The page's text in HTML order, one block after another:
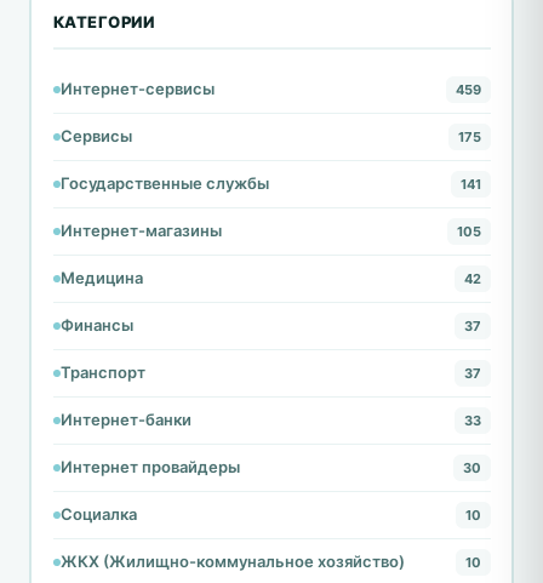
КАТЕГОРИИ
Интернет-сервисы 459
Сервисы 175
Государственные службы 141
Интернет-магазины 105
Медицина 42
Финансы 37
Транспорт 37
Интернет-банки 33
Интернет провайдеры 30
Социалка 10
ЖКХ (Жилищно-коммунальное хозяйство) 10